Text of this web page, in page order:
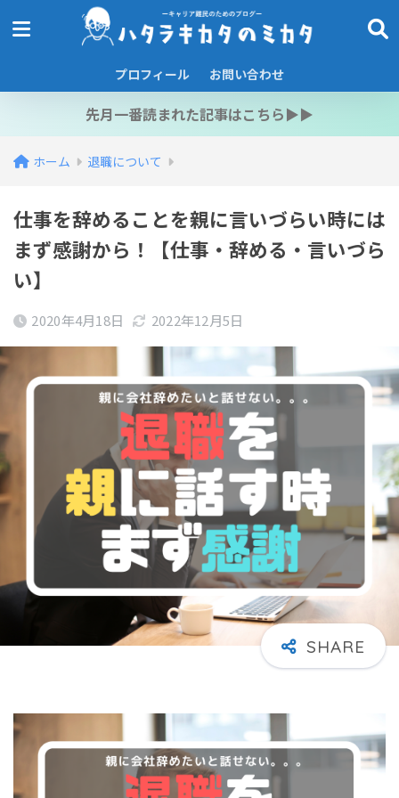
プロフィール お問い合わせ
先月一番読まれた記事はこちら▶︎▶︎
ホーム 退職について
仕事を辞めることを親に言いづらい時には
まず感謝から！【仕事・辞める・言いづら
い】
2020年4月18日 2022年12月5日